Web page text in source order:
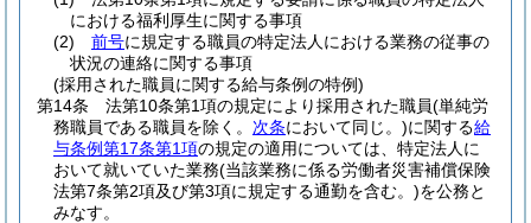
における福利厚生に関する事項
(2)
前号に規定する職員の特定法人における業務の従事の
状況の連絡に関する事項
(採用された職員に関する給与条例の特例)
第14条
法第10条第1項の規定により採用された職員(単純労
務職員である職員を除く。 次条において同じ。)に関する給
与条例第17条第1項の規定の適用については、特定法人に
おいて就いていた業務(当該業務に係る労働者災害補償保険
法第7条第2項及び第3項に規定する通勤を含む。)を公務と
みなす。